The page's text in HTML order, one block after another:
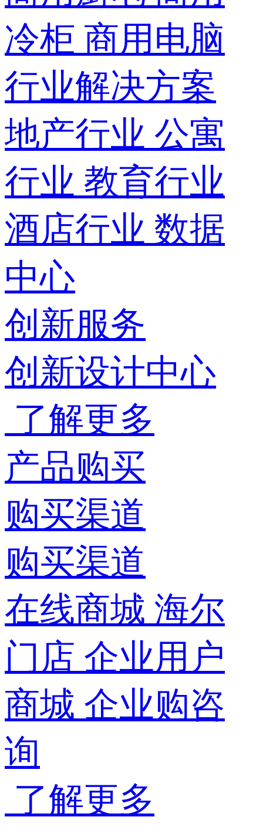
冷柜 商用电脑
行业解决方案
地产行业 公寓
行业 教育行业
酒店行业 数据
中心
创新服务
创新设计中心
了解更多
产品购买
购买渠道
购买渠道
在线商城 海尔
门店 企业用户
商城 企业购咨
询
了解更多